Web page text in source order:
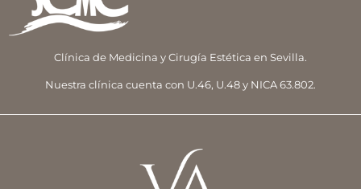
Clínica de Medicina y Cirugía Estética en Sevilla.
Nuestra clínica cuenta con U.46, U.48 y NICA 63.802.